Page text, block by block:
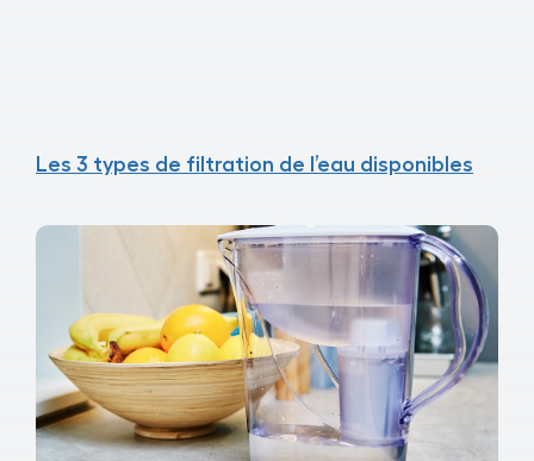
Les 3 types de filtration de l’eau disponibles